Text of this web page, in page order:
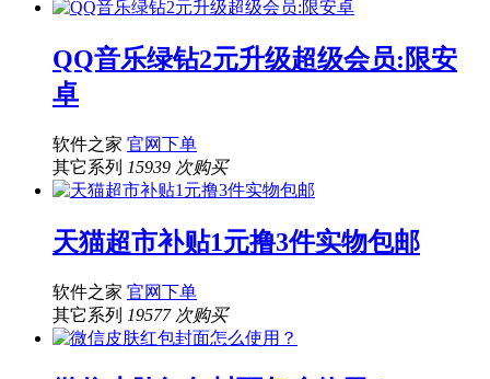
QQ音乐绿钻2元升级超级会员:限安
卓
软件之家 官网下单
其它系列 15939 次购买
天猫超市补贴1元撸3件实物包邮
软件之家 官网下单
其它系列 19577 次购买